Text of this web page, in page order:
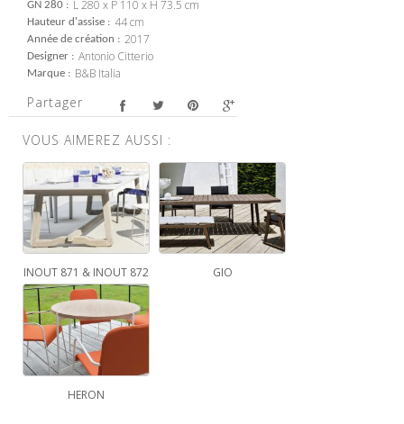
GN 280 L 280 x P 110 x H 73.5 cm
Hauteur d'assise 44 cm
Année de création 2017
Designer Antonio Citterio
Marque B&B Italia
Partager
VOUS AIMEREZ AUSSI :
INOUT 871 & INOUT 872 GIO
HERON